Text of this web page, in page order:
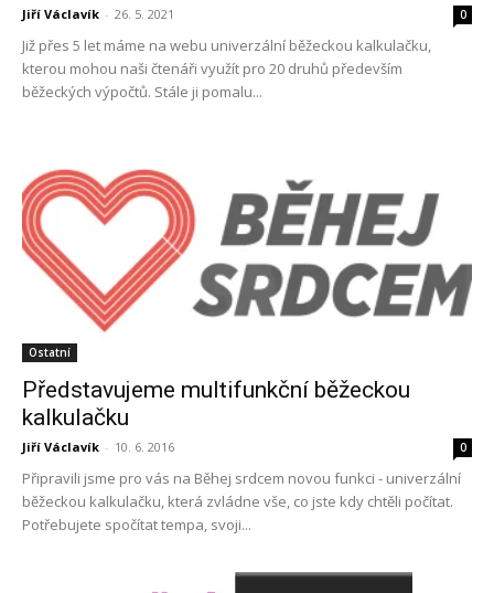
Jiří Václavík - 26. 5. 2021 0
Již přes 5 let máme na webu univerzální běžeckou kalkulačku,
kterou mohou naši čtenáři využít pro 20 druhů především
běžeckých výpočtů. Stále ji pomalu...
Ostatní
Představujeme multifunkční běžeckou
kalkulačku
Jiří Václavík - 10. 6. 2016 0
Připravili jsme pro vás na Běhej srdcem novou funkci - univerzální
běžeckou kalkulačku, která zvládne vše, co jste kdy chtěli počítat.
Potřebujete spočítat tempa, svoji...